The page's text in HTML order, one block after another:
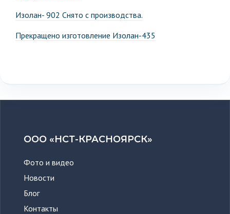
Изолан- 902 Снято с производства.
Прекращено изготовление Изолан-435
ООО «НСТ-КРАСНОЯРСК»
Фото и видео
Новости
Блог
Контакты